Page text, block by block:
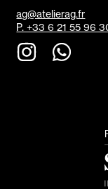
ag@atelierag.fr
P. +33 6 21 55 96